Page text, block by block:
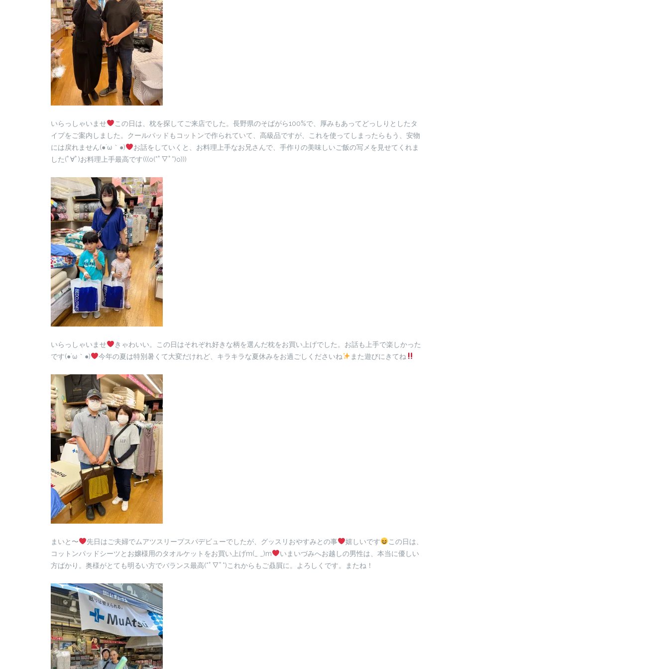
いらっしゃいませ
この日は、枕を探してご来店でした。長野県のそばがら100%で、厚みもあってどっしりとしたタ
イプをご案内しました。クールパッドもコットンで作られていて、高級品ですが、これを使ってしまったらもう、安物
には戻れません(●´ω｀●)
お話をしていくと、お料理上手なお兄さんで、手作りの美味しいご飯の写メを見せてくれま
した(ﾟ∀ﾟ)お料理上手最高です(((o(*ﾟ▽ﾟ*)o)))
いらっしゃいませ
きゃわいい。この日はそれぞれ好きな柄を選んだ枕をお買い上げでした。お話も上手で楽しかった
です(●´ω｀●)
今年の夏は特別暑くて大変だけれど、キラキラな夏休みをお過ごしくださいね また遊びにきてね
まいと〜 先日はご夫婦でムアツスリープスパデビューでしたが、グッスリおやすみとの事 嬉しいです
この日は、
コットンパッドシーツとお嬢様用のタオルケットをお買い上げm(_ _)m
いまいづみへお越しの男性は、本当に優しい
方ばかり。奥様がとても明るい方でバランス最高(*ﾟ▽ﾟ*)これからもご贔屓に。よろしくです。またね！